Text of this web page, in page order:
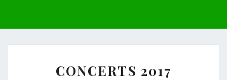
2017
CONCERTS 2017